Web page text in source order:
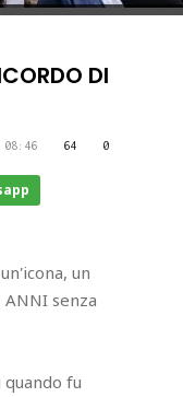
DI
08:46 64 0
un
ANNI senza
fu